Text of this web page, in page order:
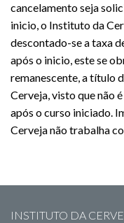
cancelamento seja
inicio, o Instituto da
descontado-se a taxa
após o inicio, este se
remanescente, a título
Cerveja, visto que não
após o curso iniciado.
Cerveja não trabalha
INSTITUTO DA